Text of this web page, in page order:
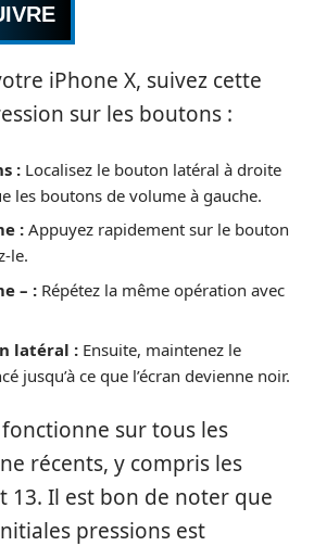
iPhone X, suivez cette
sur les boutons :
: Localisez le bouton latéral à droite
les boutons de volume à gauche.
: Appuyez rapidement sur le bouton
le.
– : Répétez la même opération avec
latéral : Ensuite, maintenez le
jusqu’à ce que l’écran devienne noir.
sur tous les
récents, y compris les
13. Il est bon de noter que
pressions est